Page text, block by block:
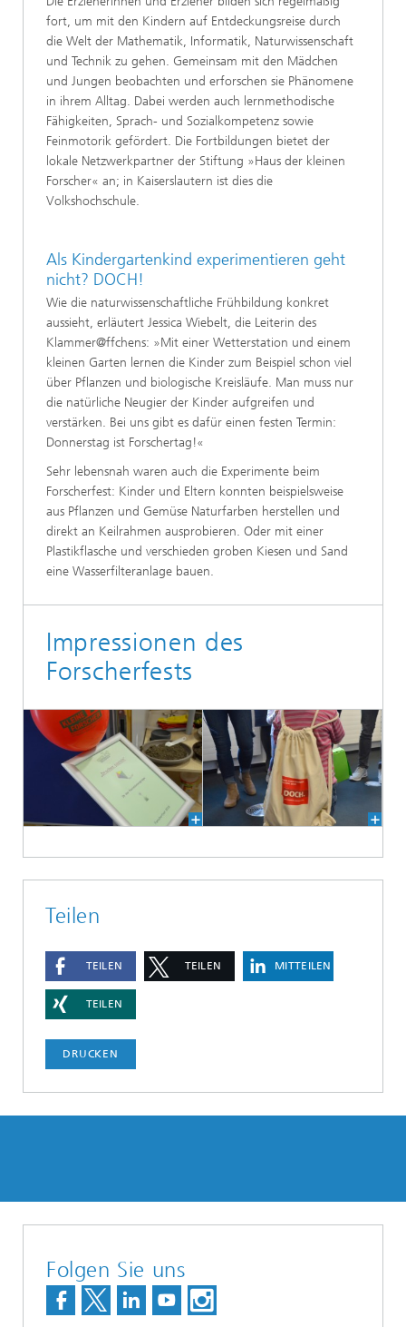
fort, um mit den Kindern auf Entdeckungsreise durch
die Welt der Mathematik, Informatik, Naturwissenschaft
und Technik zu gehen. Gemeinsam mit den Mädchen
und Jungen beobachten und erforschen sie Phänomene
in ihrem Alltag. Dabei werden auch lernmethodische
Fähigkeiten, Sprach- und Sozialkompetenz sowie
Feinmotorik gefördert. Die Fortbildungen bietet der
lokale Netzwerkpartner der Stiftung »Haus der kleinen
Forscher« an; in Kaiserslautern ist dies die
Volkshochschule.
Als Kindergartenkind experimentieren geht
nicht? DOCH!
Wie die naturwissenschaftliche Frühbildung konkret
aussieht, erläutert Jessica Wiebelt, die Leiterin des
Klammer@ffchens: »Mit einer Wetterstation und einem
kleinen Garten lernen die Kinder zum Beispiel schon viel
über Pflanzen und biologische Kreisläufe. Man muss nur
die natürliche Neugier der Kinder aufgreifen und
verstärken. Bei uns gibt es dafür einen festen Termin:
Donnerstag ist Forschertag!«
Sehr lebensnah waren auch die Experimente beim
Forscherfest: Kinder und Eltern konnten beispielsweise
aus Pflanzen und Gemüse Naturfarben herstellen und
direkt an Keilrahmen ausprobieren. Oder mit einer
Plastikflasche und verschieden groben Kiesen und Sand
eine Wasserfilteranlage bauen.
Impressionen des
Forscherfests
Teilen
TEILEN TEILEN MITTEILEN
TEILEN
DRUCKEN
Folgen Sie uns